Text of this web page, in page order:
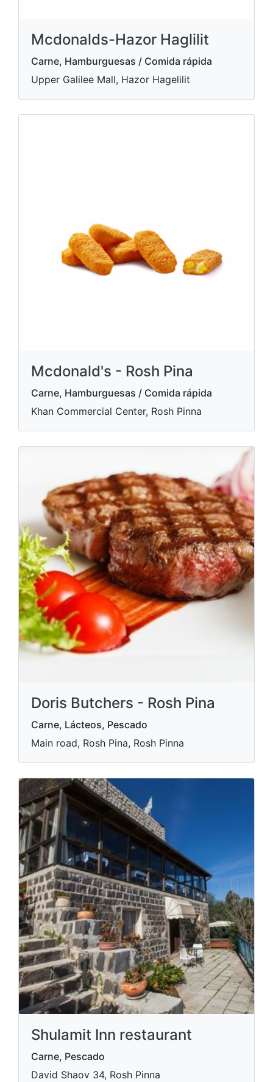
Mcdonalds-Hazor Haglilit
Carne, Hamburguesas / Comida rápida
Upper Galilee Mall, Hazor Hagelilit
Mcdonald's - Rosh Pina
Carne, Hamburguesas / Comida rápida
Khan Commercial Center, Rosh Pinna
Doris Butchers - Rosh Pina
Carne, Lácteos, Pescado
Main road, Rosh Pina, Rosh Pinna
Shulamit Inn restaurant
Carne, Pescado
David Shaov 34, Rosh Pinna